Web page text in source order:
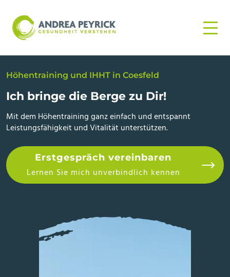
Höhentraining und IHHT in Coesfeld
Ich bringe die Berge zu Dir!
Mit dem Höhentraining ganz einfach und entspannt
Leistungsfähigkeit und Vitalität unterstützen.
Erstgespräch vereinbaren
Lernen Sie mich unverbindlich kennen